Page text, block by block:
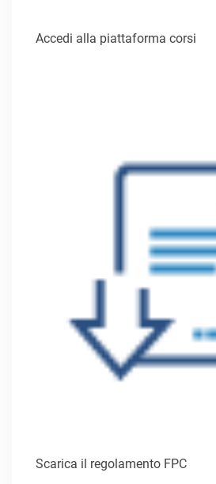
Accedi alla piattaforma corsi
Scarica il regolamento FPC